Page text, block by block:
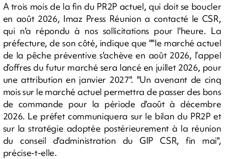
A trois mois de la fin du PR2P actuel, qui doit se boucler
en août 2026, Imaz Press Réunion a contacté le CSR,
qui n'a répondu à nos sollicitations pour l'heure. La
préfecture, de son côté, indique que ""le marché actuel
de la pêche préventive s'achève en août 2026, l’appel
d’offres du futur marché sera lancé en juillet 2026, pour
une attribution en janvier 2027". "Un avenant de cinq
mois sur le marché actuel permettra de passer des bons
de commande pour la période d'août à décembre
2026. Le préfet communiquera sur le bilan du PR2P et
sur la stratégie adoptée postérieurement à la réunion
du conseil d'administration du GIP CSR, fin mai",
précise-t-elle.